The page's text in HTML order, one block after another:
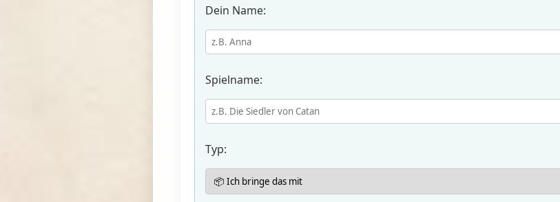
Dein Name:
Spielname:
Typ: